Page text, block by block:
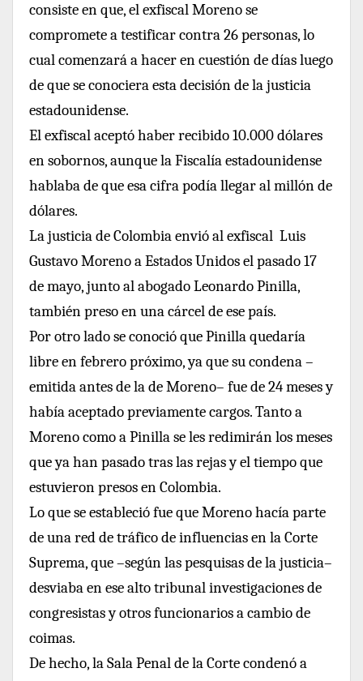
consiste en que, el exfiscal Moreno se
compromete a testificar contra 26 personas, lo
cual comenzará a hacer en cuestión de días luego
de que se conociera esta decisión de la justicia
estadounidense.
El exfiscal aceptó haber recibido 10.000 dólares
en sobornos, aunque la Fiscalía estadounidense
hablaba de que esa cifra podía llegar al millón de
dólares.
La justicia de Colombia envió al exfiscal Luis
Gustavo Moreno a Estados Unidos el pasado 17
de mayo, junto al abogado Leonardo Pinilla,
también preso en una cárcel de ese país.
Por otro lado se conoció que Pinilla quedaría
libre en febrero próximo, ya que su condena –
emitida antes de la de Moreno– fue de 24 meses y
había aceptado previamente cargos. Tanto a
Moreno como a Pinilla se les redimirán los meses
que ya han pasado tras las rejas y el tiempo que
estuvieron presos en Colombia.
Lo que se estableció fue que Moreno hacía parte
de una red de tráfico de influencias en la Corte
Suprema, que –según las pesquisas de la justicia–
desviaba en ese alto tribunal investigaciones de
congresistas y otros funcionarios a cambio de
coimas.
De hecho, la Sala Penal de la Corte condenó a